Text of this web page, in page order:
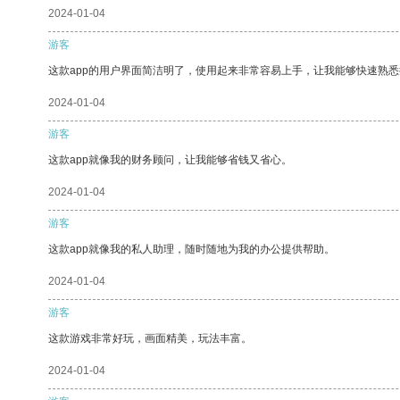
2024-01-04
游客
这款app的用户界面简洁明了，使用起来非常容易上手，让我能够快速熟
2024-01-04
游客
这款app就像我的财务顾问，让我能够省钱又省心。
2024-01-04
游客
这款app就像我的私人助理，随时随地为我的办公提供帮助。
2024-01-04
游客
这款游戏非常好玩，画面精美，玩法丰富。
2024-01-04